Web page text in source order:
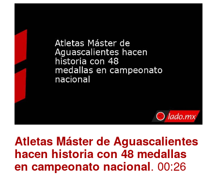
Atletas Máster de Aguascalientes
hacen historia con 48 medallas
en campeonato nacional. 00:26